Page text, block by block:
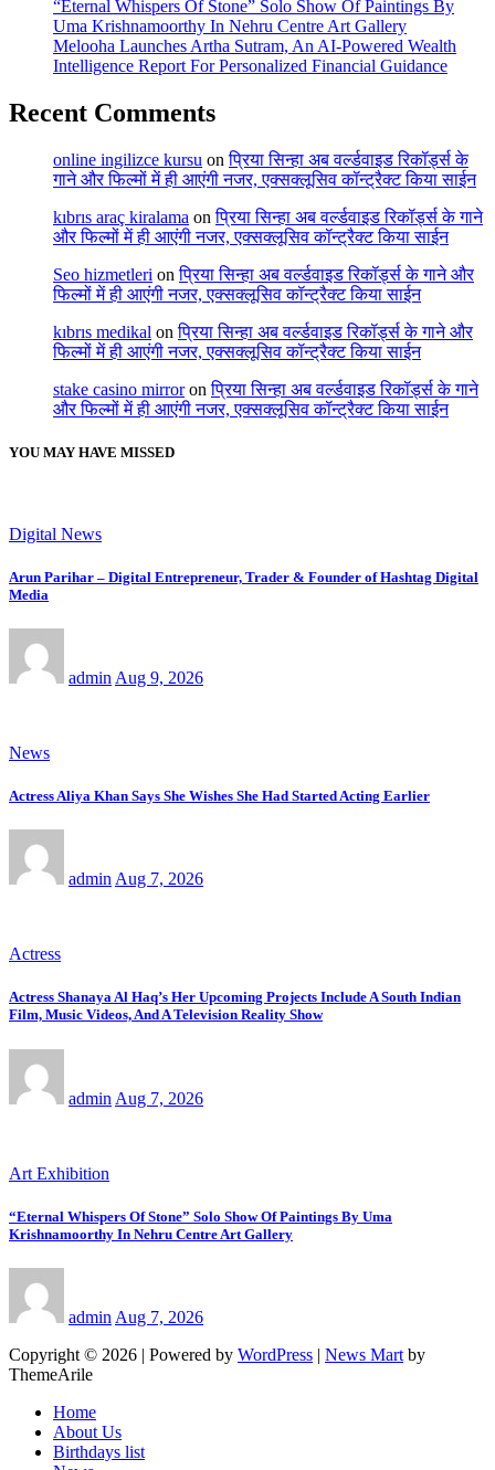
“Eternal Whispers Of Stone” Solo Show Of Paintings By
Uma Krishnamoorthy In Nehru Centre Art Gallery
Melooha Launches Artha Sutram, An AI-Powered Wealth
Intelligence Report For Personalized Financial Guidance
Recent Comments
online ingilizce kursu onप्रिया सिन्हा अब वर्ल्डवाइड रिकॉर्ड्स के
गाने और फिल्मों में ही आएंगी नजर, एक्सक्लूसिव कॉन्ट्रैक्ट किया साईन
kıbrıs araç kiralama onप्रिया सिन्हा अब वर्ल्डवाइड रिकॉर्ड्स के गाने
और फिल्मों में ही आएंगी नजर, एक्सक्लूसिव कॉन्ट्रैक्ट किया साईन
Seo hizmetleri onप्रिया सिन्हा अब वर्ल्डवाइड रिकॉर्ड्स के गाने और
फिल्मों में ही आएंगी नजर, एक्सक्लूसिव कॉन्ट्रैक्ट किया साईन
kıbrıs medikal onप्रिया सिन्हा अब वर्ल्डवाइड रिकॉर्ड्स के गाने और
फिल्मों में ही आएंगी नजर, एक्सक्लूसिव कॉन्ट्रैक्ट किया साईन
stake casino mirroronप्रिया सिन्हा अब वर्ल्डवाइड रिकॉर्ड्स के गाने
और फिल्मों में ही आएंगी नजर, एक्सक्लूसिव कॉन्ट्रैक्ट किया साईन
YOU MAY HAVE MISSED
Digital News
Arun Parihar – Digital Entrepreneur, Trader & Founder of Hashtag Digital
Media
admin Aug 9, 2026
News
Actress Aliya Khan Says She Wishes She Had Started Acting Earlier
admin Aug 7, 2026
Actress
Actress Shanaya Al Haq’s Her Upcoming Projects Include A South Indian
Film, Music Videos, And A Television Reality Show
admin Aug 7, 2026
Art Exhibition
“Eternal Whispers Of Stone” Solo Show Of Paintings By Uma
Krishnamoorthy In Nehru Centre Art Gallery
admin Aug 7, 2026
Copyright © 2026 | Powered by WordPress | News Mart by
ThemeArile
Home
About Us
Birthdays list